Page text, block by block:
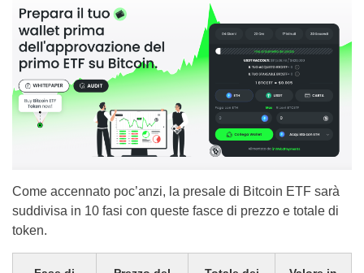
Come accennato poc’anzi, la presale di Bitcoin ETF sarà
suddivisa in 10 fasi con queste fasce di prezzo e totale di
token.